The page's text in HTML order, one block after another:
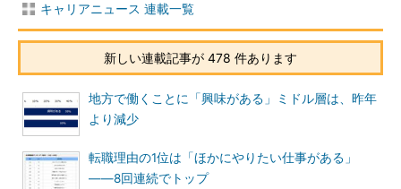
キャリアニュース 連載一覧
新しい連載記事が 478 件あります
地方で働くことに「興味がある」ミドル層は、昨年
より減少
転職理由の1位は「ほかにやりたい仕事がある」
――8回連続でトップ